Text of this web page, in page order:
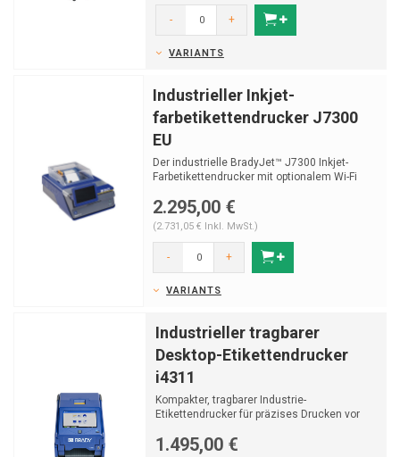
- +
VARIANTS
Industrieller Inkjet-
farbetikettendrucker J7300
EU
Der industrielle BradyJet™ J7300 Inkjet-
Farbetikettendrucker mit optionalem Wi-Fi
2.295,00 €
(2.731,05 € Inkl. MwSt.)
- +
VARIANTS
Industrieller tragbarer
Desktop-Etikettendrucker
i4311
Kompakter, tragbarer Industrie-
Etikettendrucker für präzises Drucken vor
1.495,00 €